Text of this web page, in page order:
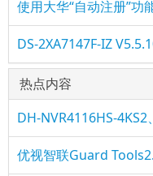
使用大华“自动注册”功
DS-2XA7147F-IZ
热点内容
DH-NVR4116HS-
优视智联Guard